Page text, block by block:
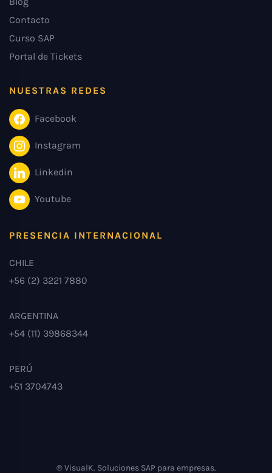
Contacto
Curso SAP
Portal de Tickets
NUESTRAS REDES
Facebook
Instagram
Linkedin
Youtube
PRESENCIA INTERNACIONAL
CHILE
+56 (2) 3221 7880
ARGENTINA
+54 (11) 39868344
PERÚ
+51 3704743
® VisualK. Soluciones SAP para empresas.